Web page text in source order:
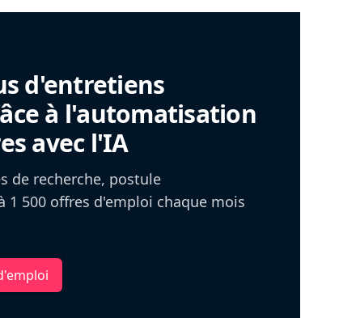
d'entretiens
à l'automatisation
avec l'IA
de recherche, postule
500 offres d'emploi chaque mois